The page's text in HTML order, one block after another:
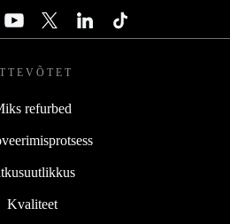
refurbed
Kvaliteet